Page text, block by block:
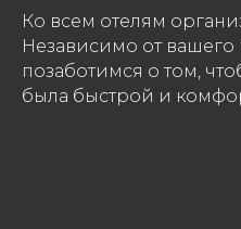
Ко всем отелям
Независимо от
позаботимся о том,
была быстрой и